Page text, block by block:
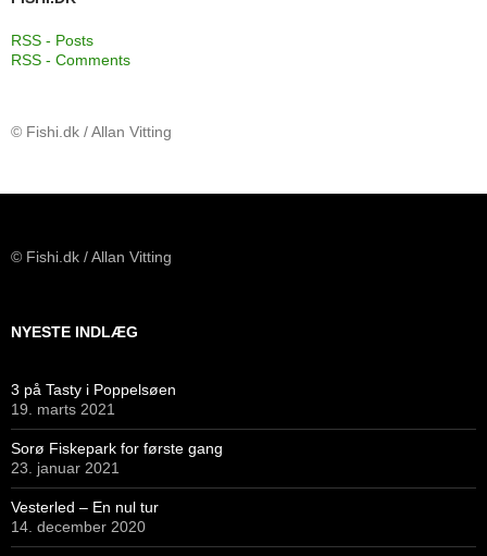
RSS - Posts
RSS - Comments
© Fishi.dk / Allan Vitting
© Fishi.dk / Allan Vitting
NYESTE INDLÆG
3 på Tasty i Poppelsøen
19. marts 2021
Sorø Fiskepark for første gang
23. januar 2021
Vesterled – En nul tur
14. december 2020